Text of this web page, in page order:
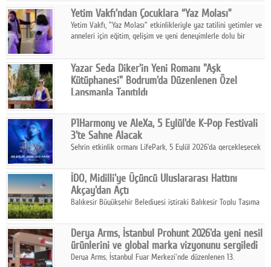
Facebook
Diziler
Karikatür
Youtube
Polemik
Reklam
Yazarlar
Künye
SOSYAL MEDYA
Facebook
Twitter
Yetim Vakfı'ndan Çocuklara “Yaz Molası”
Yetim Vakfı, "Yaz Molası" etkinlikleriyle yaz tatilini yetimler ve
anneleri için eğitim, gelişim ve yeni deneyimlerle dolu bir
Yazar Seda Diker'in Yeni Romanı "Aşk
Kütüphanesi" Bodrum'da Düzenlenen Özel
Lansmanla Tanıtıldı
Diker'in 13. kitabı “Aşk Kütüphanesi” 6 Ağustos'ta Casa dell'Arte
Bodrum'da düzenlenen özel lansmanla okurlarıyla buluştu.
P1Harmony ve AleXa, 5 Eylül'de K-Pop Festivali
3'te Sahne Alacak
Şehrin etkinlik ormanı LifePark, 5 Eylül 2026'da gerçekleşecek
haritasında önemli bir destinasyon haline getirmeye
hazırlanıyor.
İDO, Midilli'ye Üçüncü Uluslararası Hattını
Akçay'dan Açtı
Balıkesir Büyükşehir Belediyesi iştiraki Balıkesir Toplu Taşıma
Midilli hattının resmi açılışı gerçekleştirildi.
Derya Arms, İstanbul Prohunt 2026'da yeni nesil
ürünlerini ve global marka vizyonunu sergiledi
Derya Arms, İstanbul Fuar Merkezi'nde düzenlenen 13.